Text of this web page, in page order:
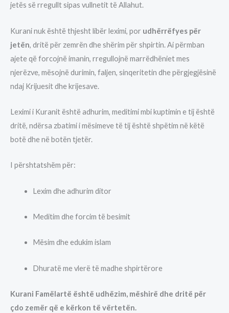
jetës së rregullt sipas vullnetit të Allahut.
Kurani nuk është thjesht libër leximi, por udhërrëfyes për
jetën, dritë për zemrën dhe shërim për shpirtin. Ai përmban
ajete që forcojnë imanin, rregullojnë marrëdhëniet mes
njerëzve, mësojnë durimin, faljen, sinqeritetin dhe përgjegjësinë
ndaj Krijuesit dhe krijesave.
Leximi i Kuranit është adhurim, meditimi mbi kuptimin e tij është
dritë, ndërsa zbatimi i mësimeve të tij është shpëtim në këtë
botë dhe në botën tjetër.
I përshtatshëm për:
Lexim dhe adhurim ditor
Meditim dhe forcim të besimit
Mësim dhe edukim islam
Dhuratë me vlerë të madhe shpirtërore
Kurani Famëlartë është udhëzim, mëshirë dhe dritë për
çdo zemër që e kërkon të vërtetën.